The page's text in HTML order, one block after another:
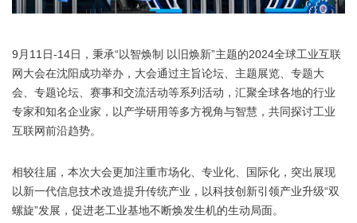
9月11日-14日，秉承“以智焕制 以旧焕新”主题的2024全球工业互联
网大会在沈阳成功举办，大会通过主旨论坛、主题展览、专题大
会、专题论坛、赛事和交流活动等系列活动，汇聚全球各地的行业
专家和知名企业家，以产学研用等多方视角与智慧，共同探讨工业
互联网前沿趋势。
相较往届，本次大会更加注重市场化、专业化、国际化，突出展现
以新一代信息技术改造提升传统产业，以科技创新引领产业升级“双
螺旋”发展，促进老工业基地不断焕发生机的生动局面。